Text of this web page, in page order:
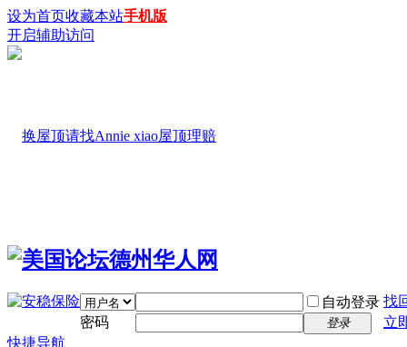
设为首页收藏本站手机版
开启辅助访问
自动登录 找
密码
登录
立
快捷导航